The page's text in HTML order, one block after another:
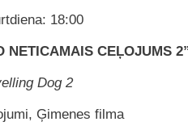
18:00
NETICAMAIS CEĻOJUMS
Dog 2
Ģimenes filma